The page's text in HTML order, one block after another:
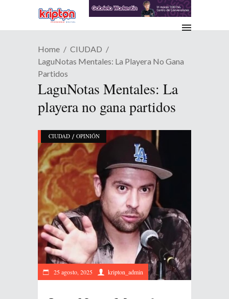
Home
CIUDAD
LaguNotas Mentales: La Playera No Gana
Partidos
LaguNotas Mentales: La
playera no gana partidos
CIUDAD / OPINIÓN
25 agosto, 2025 kripton_admin